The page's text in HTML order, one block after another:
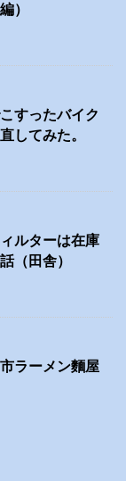
）
すったバイク
してみた。
ルターは在庫
（田舎）
ラーメン麵屋